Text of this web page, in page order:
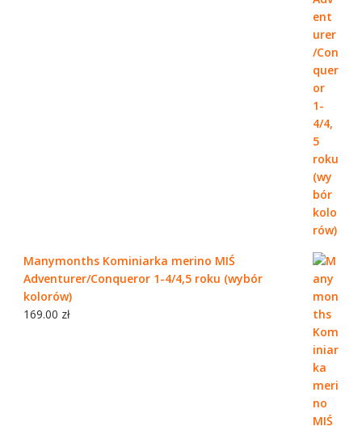
Manymonths Kominiarka merino MIŚ
Adventurer/Conqueror 1-4/4,5 roku (wybór
kolorów)
169.00 zł